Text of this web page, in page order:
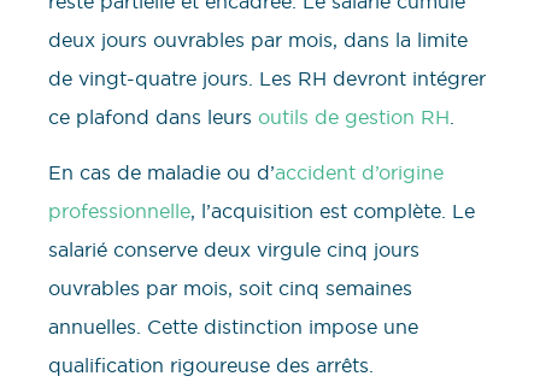
deux jours ouvrables par mois, dans la limite
de vingt-quatre jours. Les RH devront intégrer
ce plafond dans leurs outils de gestion RH
En cas de maladie ou d’accident d’origine
professionnelle, l’acquisition est complète. Le
salarié conserve deux virgule cinq jours
ouvrables par mois, soit cinq semaines
annuelles. Cette distinction impose une
qualification rigoureuse des arrêts.